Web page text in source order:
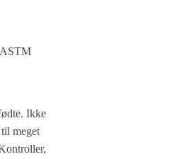
Ikke
meget